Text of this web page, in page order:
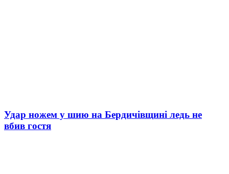
Удар ножем у шию на Бердичівщині ледь не
вбив гостя